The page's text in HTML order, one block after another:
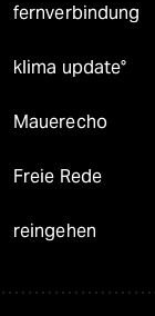
fernverbindung
klima update°
Mauerecho
Freie Rede
reingehen